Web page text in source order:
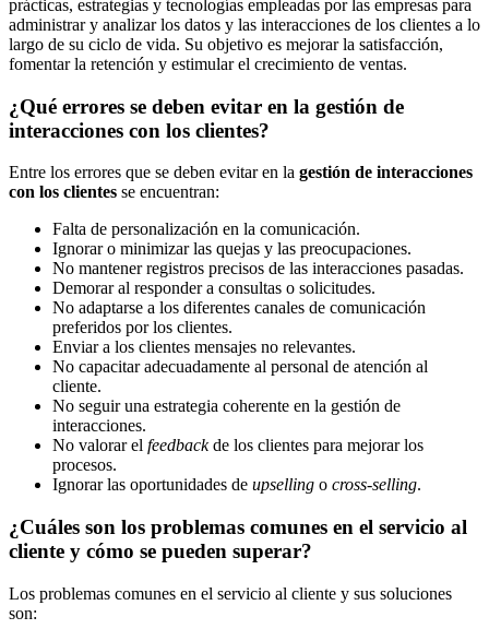
prácticas, estrategias y tecnologías empleadas por las empresas para
administrar y analizar los datos y las interacciones de los clientes a lo
largo de su ciclo de vida. Su objetivo es mejorar la satisfacción,
fomentar la retención y estimular el crecimiento de ventas.
¿Qué errores se deben evitar en la gestión de
interacciones con los clientes?
Entre los errores que se deben evitar en la gestión de interacciones
con los clientes se encuentran:
Falta de personalización en la comunicación.
Ignorar o minimizar las quejas y las preocupaciones.
No mantener registros precisos de las interacciones pasadas.
Demorar al responder a consultas o solicitudes.
No adaptarse a los diferentes canales de comunicación
preferidos por los clientes.
Enviar a los clientes mensajes no relevantes.
No capacitar adecuadamente al personal de atención al
cliente.
No seguir una estrategia coherente en la gestión de
interacciones.
No valorar el feedbackde los clientes para mejorar los
procesos.
Ignorar las oportunidades de upselling o cross-selling.
¿Cuáles son los problemas comunes en el servicio al
cliente y cómo se pueden superar?
Los problemas comunes en el servicio al cliente y sus soluciones
son: